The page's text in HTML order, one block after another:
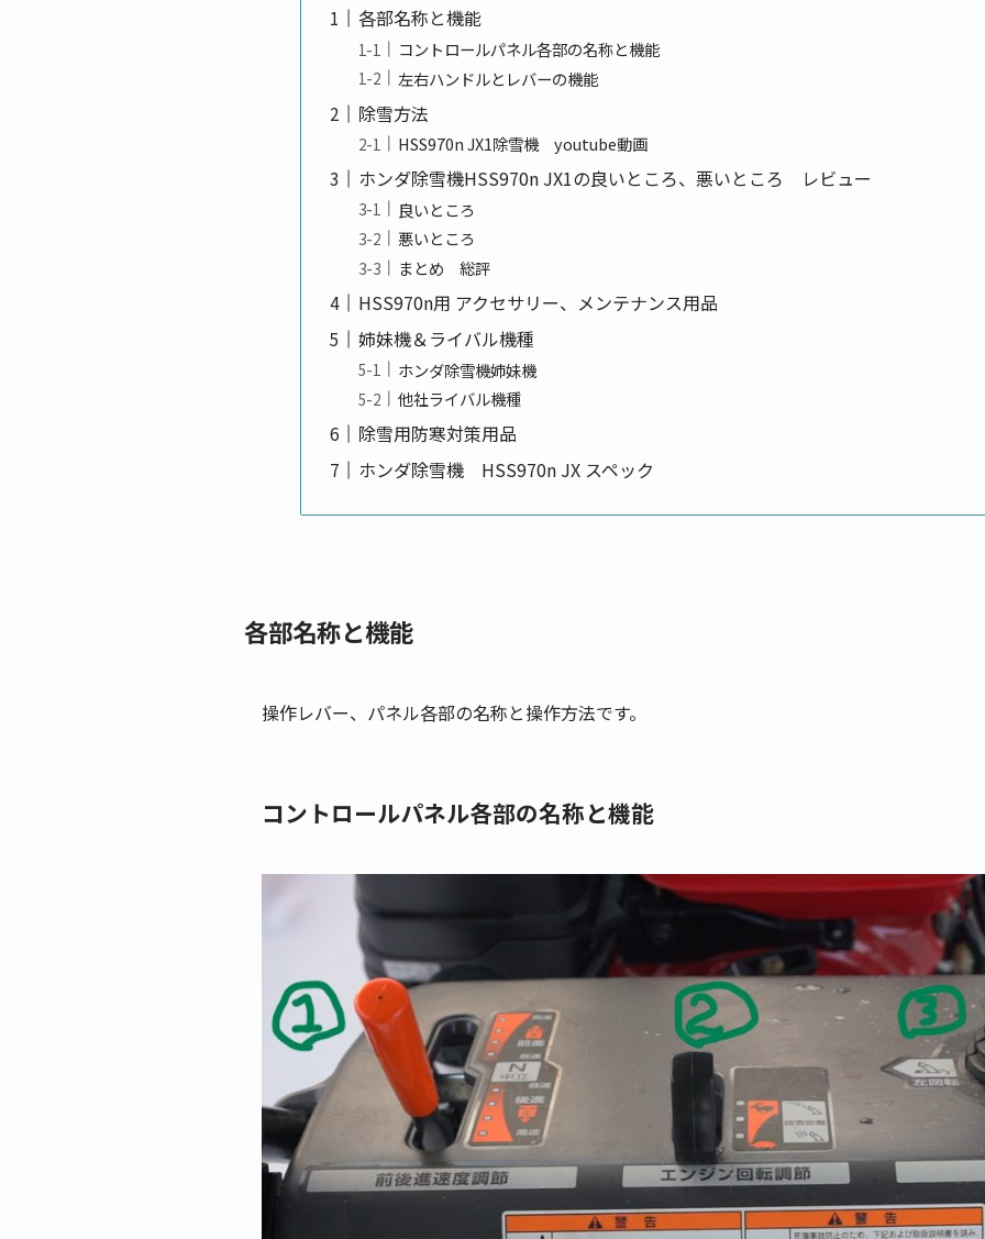
各部名称と機能
コントロールパネル各部の名称と機能
左右ハンドルとレバーの機能
除雪方法
HSS970n JX1除雪機 youtube動画
ホンダ除雪機HSS970n JX1の良いところ、悪いところ レビュー
良いところ
悪いところ
まとめ 総評
HSS970n用 アクセサリー、メンテナンス用品
姉妹機＆ライバル機種
ホンダ除雪機姉妹機
他社ライバル機種
除雪用防寒対策用品
ホンダ除雪機 HSS970n JX スペック
各部名称と機能
操作レバー、パネル各部の名称と操作方法です。
コントロールパネル各部の名称と機能